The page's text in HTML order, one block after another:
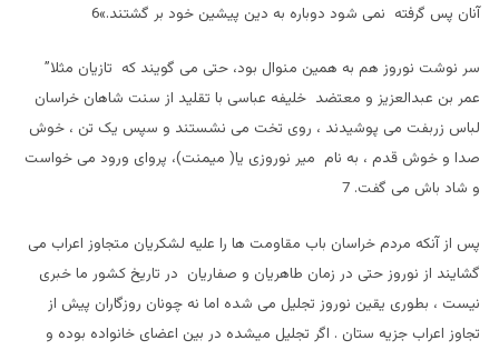
آنان پس گرفته نمی شود دوباره به دين پيشين خود بر گشتند.»6
سر نوشت نوروز هم به همين منوال بود، حتی می گويند که تازيان مثلا”
عمر بن عبدالعزيز و معتضد خليفه عباسی با تقليد از سنت شاهان خراسان
لباس زربفت می پوشيدند ، روی تخت می نشستند و سپس يک تن ، خوش
صدا و خوش قدم ، به نام مير نوروزی یا( ميمنت)، پروای ورود می خواست
و شاد باش می گفت. 7
پس از آنکه مردم خراسان باب مقاومت ها را عليه لشکريان متجاوز اعراب می
گشايند از نوروز حتی در زمان طاهريان و صفاريان در تاريخ کشور ما خبری
نيست ، بطوری يقين نوروز تجليل می شده اما نه چونان روزگاران پيش از
تجاوز اعراب جزيه ستان . اگر تجليل ميشده در بين اعضای خانواده بوده و